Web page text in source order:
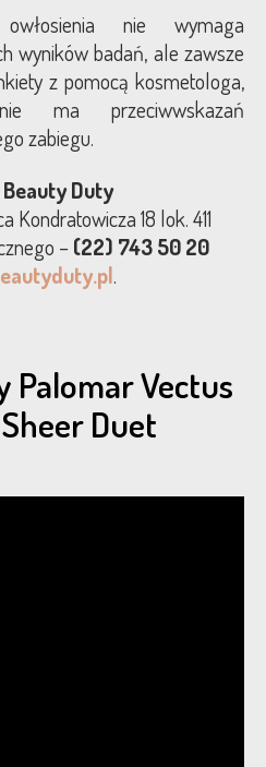
nie wymaga
wyników badań, ale zawsze
z pomocą kosmetologa,
ma przeciwwskazań
zabiegu.
Duty
Kondratowicza 18 lok. 411
–(22) 743 50 20
.
Palomar Vectus
Duet